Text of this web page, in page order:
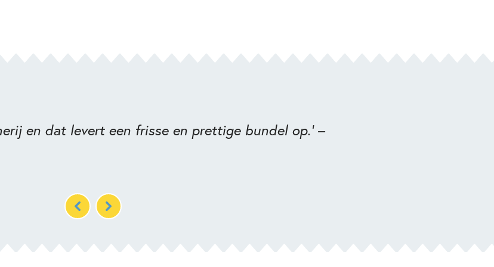
en dat levert een frisse en prettige bundel op.’ –